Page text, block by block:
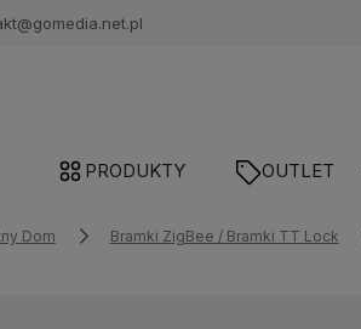
PRODUKTY OUTLET
Dom Bramki ZigBee / Bramki TT Lock